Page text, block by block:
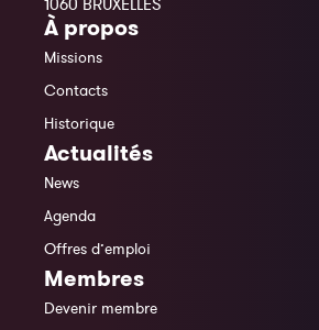
1060 BRUXELLES
À propos
Missions
Contacts
Historique
Actualités
News
Agenda
Offres d’emploi
Membres
Devenir membre